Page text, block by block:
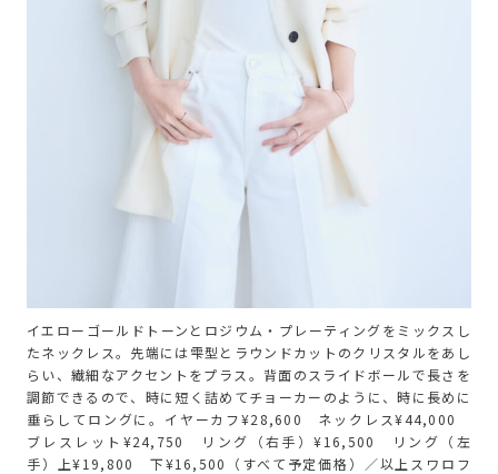
イエローゴールドトーンとロジウム・プレーティングをミックスし
たネックレス。先端には雫型とラウンドカットのクリスタルをあし
らい、繊細なアクセントをプラス。背面のスライドボールで長さを
調節できるので、時に短く詰めてチョーカーのように、時に長めに
垂らしてロングに。イヤーカフ¥28,600 ネックレス¥44,000
ブレスレット¥24,750 リング（右手）¥16,500 リング（左
手）上¥19,800 下¥16,500（すべて予定価格）／以上スワロフ